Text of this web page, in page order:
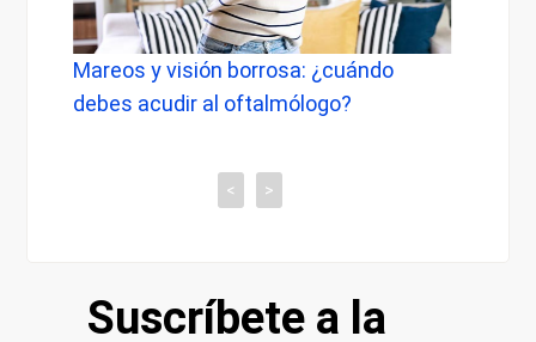
Mareos y visión borrosa: ¿cuándo
debes acudir al oftalmólogo?
< >
Suscríbete a la